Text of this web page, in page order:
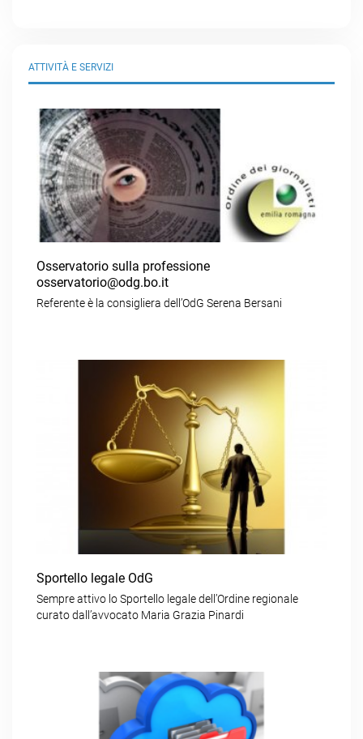
ATTIVITÀ E SERVIZI
Osservatorio sulla professione
osservatorio@odg.bo.it
Referente è la consigliera dell’OdG Serena Bersani
Sportello legale OdG
Sempre attivo lo Sportello legale dell’Ordine regionale
curato dall’avvocato Maria Grazia Pinardi